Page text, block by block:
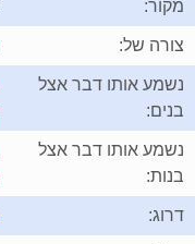
מקור:
צורה של:
נשמע אותו דבר אצל
בנים:
נשמע אותו דבר אצל
בנות:
דרוג: